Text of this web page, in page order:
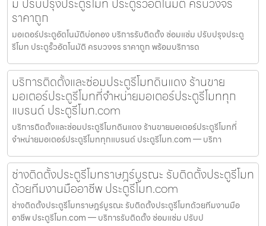
ราคาถูก
มอเตอร์ประตูอัตโนมัติบ่อทอง บริการรับติดตั้ง ซ่อมแซ่ม ปรับปรุงประตู
รีโมท ประตูรั้วอัตโนมัติ ครบวงจร ราคาถูก พร้อมบริการด
บริการติดตั้งและซ่อมประตูรีโมทดินแดง ร้านขาย
มอเตอร์ประตูรีโมทที่จำหน่ายมอเตอร์ประตูรีโมททุก
แบรนด์ ประตูรีโมท.com
บริการติดตั้งและซ่อมประตูรีโมทดินแดง ร้านขายมอเตอร์ประตูรีโมทที่
จำหน่ายมอเตอร์ประตูรีโมททุกแบรนด์ ประตูรีโมท.com — บริกา
ช่างติดตั้งประตูรีโมทราษฎร์บูรณะ รับติดตั้งประตูรีโมท
ด้วยทีมงานมืออาชีพ ประตูรีโมท.com
ช่างติดตั้งประตูรีโมทราษฎร์บูรณะ รับติดตั้งประตูรีโมทด้วยทีมงานมือ
อาชีพ ประตูรีโมท.com — บริการรับติดตั้ง ซ่อมแซ่ม ปรับป